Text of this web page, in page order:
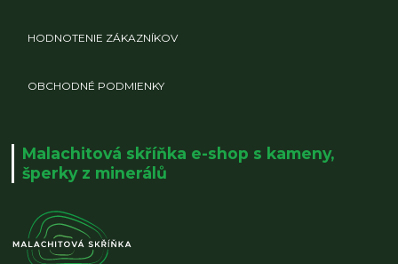
HODNOTENIE ZÁKAZNÍKOV
OBCHODNÉ PODMIENKY
Malachitová skříňka e-shop s kameny,
šperky z minerálů